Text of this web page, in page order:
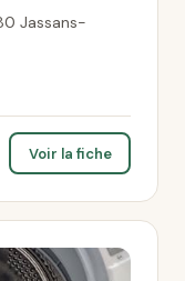
Jassans-
Voir la fiche